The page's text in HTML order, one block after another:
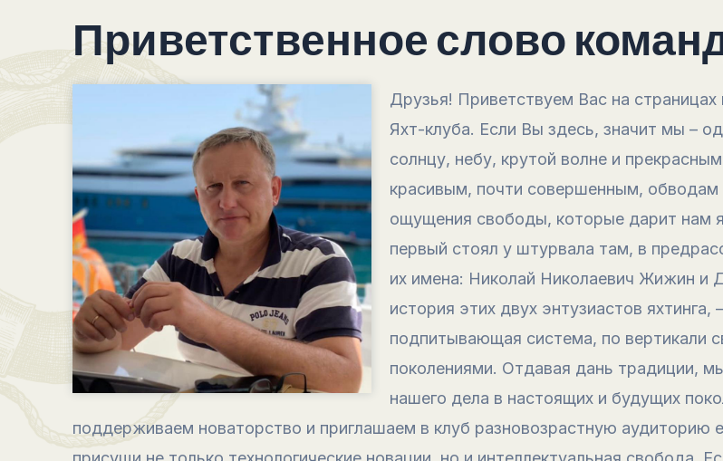
Приветственное слово
Друзья! Приветствуем Вас на
Яхт-клуба. Если Вы здесь, значит мы –
солнцу, небу, крутой волне и
красивым, почти совершенным,
ощущения свободы, которые дарит нам
первый стоял у штурвала там, в
их имена: Николай Николаевич Жижин и
история этих двух энтузиастов
подпитывающая система, по
поколениями. Отдавая дань традиции,
нашего дела в настоящих и будущих
поддерживаем новаторство и приглашаем в клуб разновозрастную аудиторию